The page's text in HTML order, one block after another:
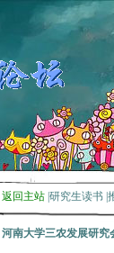
返回主站 研究生读书
河南大学三农发展研究